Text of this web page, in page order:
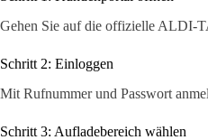
Gehen Sie auf die offizielle ALDI-
Schritt 2: Einloggen
Mit Rufnummer und Passwort
Schritt 3: Aufladebereich wählen